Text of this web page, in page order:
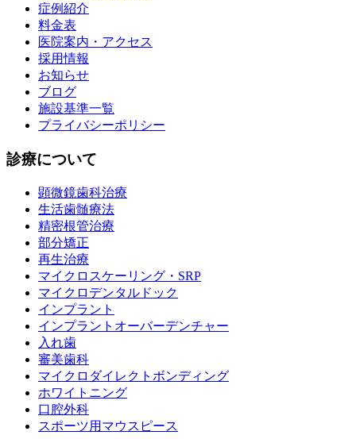
症例紹介
料金表
医院案内・アクセス
採用情報
お知らせ
ブログ
施設基準一覧
プライバシーポリシー
診療について
顕微鏡歯科治療
生活歯髄療法
精密根管治療
部分矯正
再生治療
マイクロスケーリング・SRP
マイクロデンタルドック
インプラント
インプラントオーバーデンチャー
入れ歯
審美歯科
マイクロダイレクトボンディング
ホワイトニング
口腔外科
スポーツ用マウスピース